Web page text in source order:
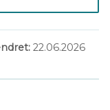
22.06.2026